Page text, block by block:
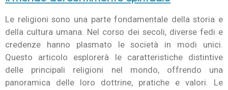
Le religioni sono una parte fondamentale della storia e
della cultura umana. Nel corso dei secoli, diverse fedi e
credenze hanno plasmato le società in modi unici.
Questo articolo esplorerà le caratteristiche distintive
delle principali religioni nel mondo, offrendo una
panoramica delle loro dottrine, pratiche e valori. Le